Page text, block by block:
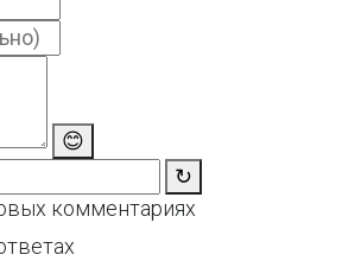
😊
↻
комментариях